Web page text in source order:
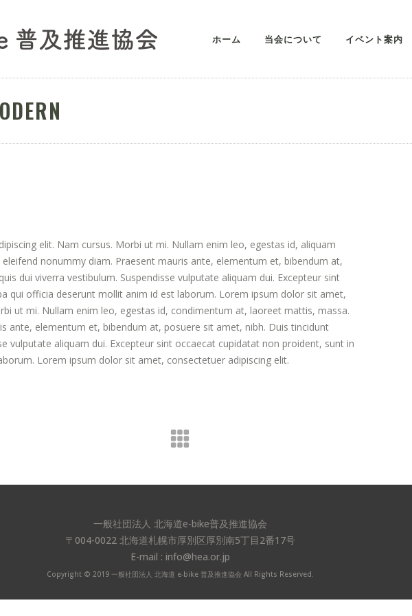
ホーム 当会について イベント案内
elit. Nam cursus. Morbi ut mi. Nullam enim leo, egestas id, aliquam
nonummy diam. Praesent mauris ante, elementum et, bibendum at,
dui viverra vestibulum. Suspendisse vulputate aliquam dui. Excepteur sint
qui officia deserunt mollit anim id est laborum. Lorem ipsum dolor sit amet,
ut mi. Nullam enim leo, egestas id, condimentum at, laoreet mattis, massa.
ante, elementum et, bibendum at, posuere sit amet, nibh. Duis tincidunt
vulputate aliquam dui. Excepteur sint occaecat cupidatat non proident, sunt in
Lorem ipsum dolor sit amet, consectetuer adipiscing elit.
一般社団法人 北海道e-bike普及推進協会
〒004-0022 北海道札幌市厚別区厚別南5丁目2番17号
E-mail : info@hea.or.jp
Copyright © 2019 一般社団法人 北海道 e-bike 普及推進協会 All Rights Reserved.